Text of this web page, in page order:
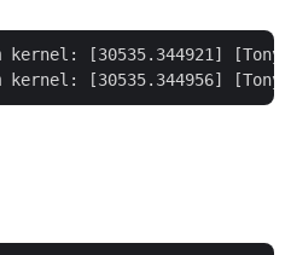
[30535.344921] [TonyBai]-